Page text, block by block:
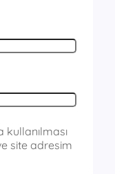
site adresim